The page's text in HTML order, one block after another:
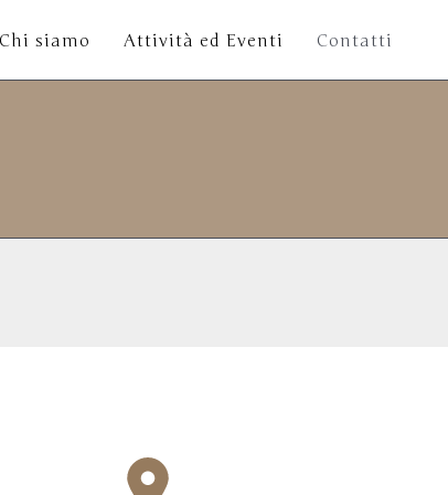
Chi siamo Attività ed Eventi Contatti